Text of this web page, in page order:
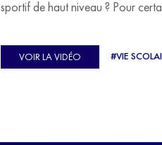
sportif de haut niveau ? Pour
Ulysse Soriano, vice-champion
ball, qui a failli abandonner ses
VOIR LA VIDÉO #VIE